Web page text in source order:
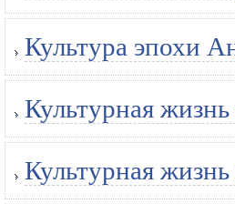
Культура эпохи
Культурная
Культурная